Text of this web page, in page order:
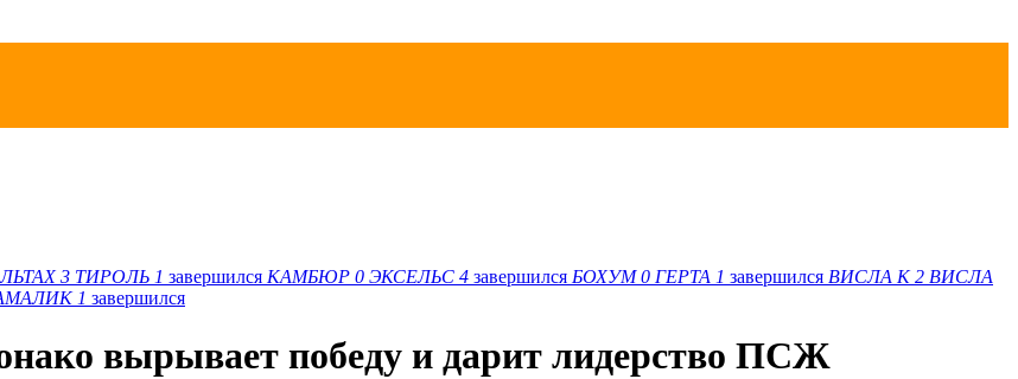
3 ТИРОЛЬ 1 завершился КАМБЮР 0 ЭКСЕЛЬС 4 завершился БОХУМ 0 ГЕРТА 1 завершился ВИСЛА K 2 ВИСЛА
1 завершился
вырывает победу и дарит лидерство ПСЖ